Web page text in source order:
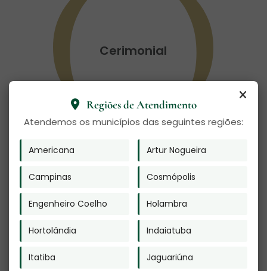
Regiões de Atendimento
Atendemos os municípios das seguintes regiões:
Americana Artur Nogueira
Campinas Cosmópolis
Engenheiro Coelho Holambra
Hortolândia Indaiatuba
Itatiba Jaguariúna
Cerimonial
Facilidades de
contratação